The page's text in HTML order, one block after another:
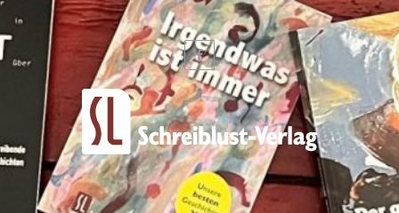
Zum Hauptinhalt springen